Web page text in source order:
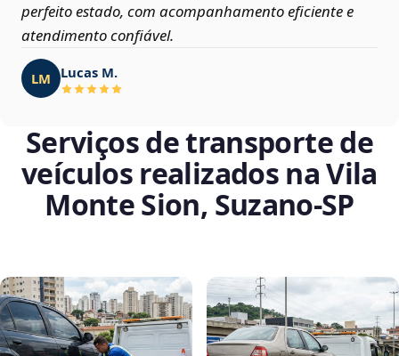
perfeito estado, com acompanhamento eficiente e
atendimento confiável.
LM Lucas M.
Serviços de transporte de
veículos realizados na Vila
Monte Sion, Suzano‑SP